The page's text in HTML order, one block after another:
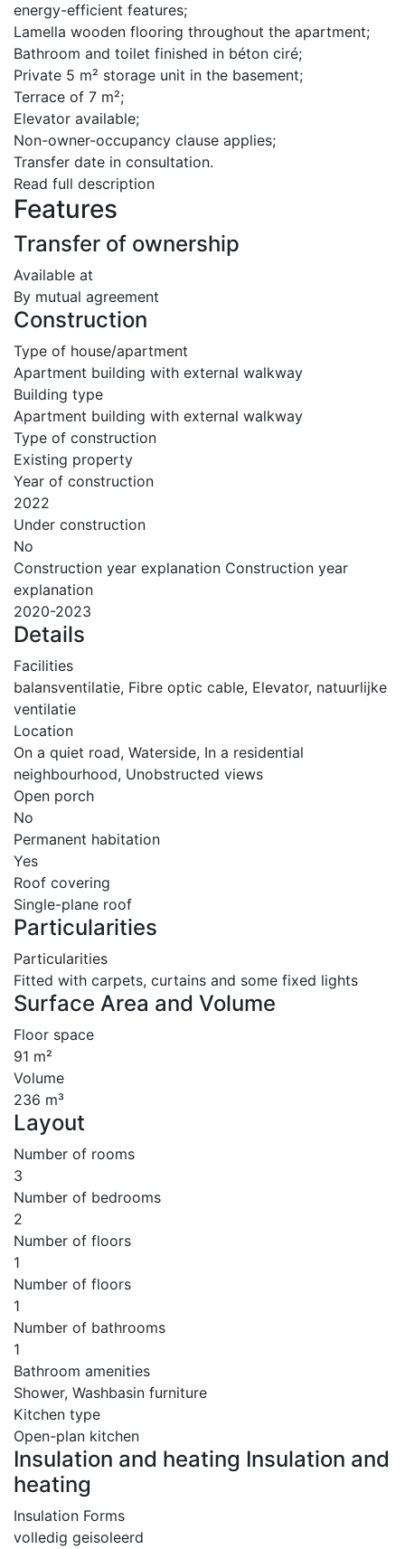
energy-efficient features;
Lamella wooden flooring throughout the apartment;
Bathroom and toilet finished in béton ciré;
Private 5 m² storage unit in the basement;
Terrace of 7 m²;
Elevator available;
Non-owner-occupancy clause applies;
Transfer date in consultation.
Read full description
Features
Transfer of ownership
Available at
By mutual agreement
Construction
Type of house/apartment
Apartment building with external walkway
Building type
Apartment building with external walkway
Type of construction
Existing property
Year of construction
2022
Under construction
No
Construction year explanation Construction year
explanation
2020-2023
Details
Facilities
balansventilatie, Fibre optic cable, Elevator, natuurlijke
ventilatie
Location
On a quiet road, Waterside, In a residential
neighbourhood, Unobstructed views
Open porch
No
Permanent habitation
Yes
Roof covering
Single-plane roof
Particularities
Particularities
Fitted with carpets, curtains and some fixed lights
Surface Area and Volume
Floor space
91 m²
Volume
236 m³
Layout
Number of rooms
3
Number of bedrooms
2
Number of floors
1
Number of floors
1
Number of bathrooms
1
Bathroom amenities
Shower, Washbasin furniture
Kitchen type
Open-plan kitchen
Insulation and heating Insulation and
heating
Insulation Forms
volledig geisoleerd